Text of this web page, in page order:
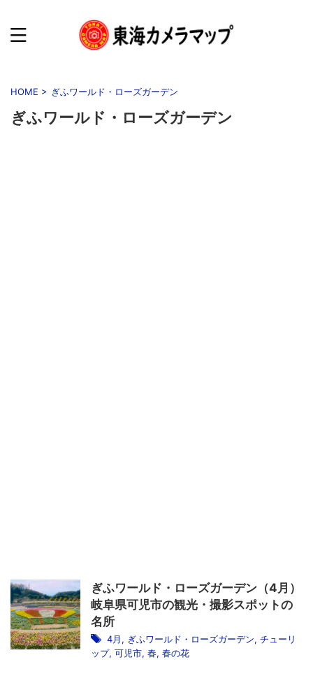
HOME > ぎふワールド・ローズガーデン
ぎふワールド・ローズガーデン
ぎふワールド・ローズガーデン（4月）
岐阜県可児市の観光・撮影スポットの
名所
4月, ぎふワールド・ローズガーデン, チューリ
ップ, 可児市, 春, 春の花